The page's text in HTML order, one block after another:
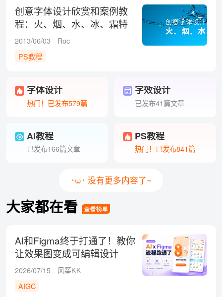
创意字体设计欣赏和案例教
程：火、烟、水、冰、霜特
效
2013/06/03
Roc
PS教程
字体设计
热门！已发布579篇
字效设计
已发布41篇文章
AI教程
已发布166篇文章
PS教程
热门！已发布841篇
･ω･ 没有更多内容了~
大家都在看
AI和Figma终于打通了！教你
让效果图变成可编辑设计
稿！
2026/07/15
风筝KK
AIGC